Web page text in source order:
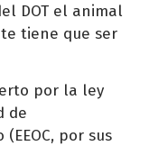
DOT el animal
tiene que ser
por la ley
de
por sus